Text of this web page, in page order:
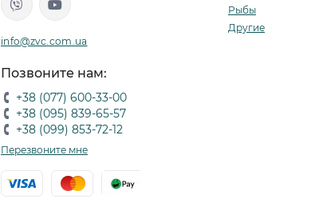
дирофиляриоза (эффективный против
info@zvc.com.ua
Позвоните нам:
+38 (077) 600-33-00
+38 (095) 839-65-57
+38 (099) 853-72-12
Перезвоните мне
Рыбы
Другие